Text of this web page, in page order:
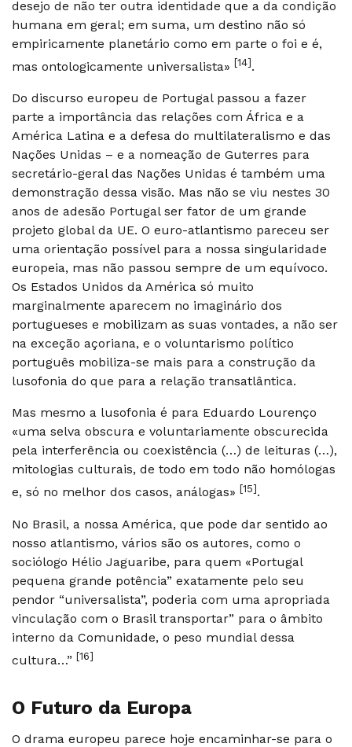
desejo de não ter outra identidade que a da condição
humana em geral; em suma, um destino não só
empiricamente planetário como em parte o foi e é,
mas ontologicamente universalista» [14] .
Do discurso europeu de Portugal passou a fazer
parte a importância das relações com África e a
América Latina e a defesa do multilateralismo e das
Nações Unidas – e a nomeação de Guterres para
secretário-geral das Nações Unidas é também uma
demonstração dessa visão. Mas não se viu nestes 30
anos de adesão Portugal ser fator de um grande
projeto global da UE. O euro-atlantismo pareceu ser
uma orientação possível para a nossa singularidade
europeia, mas não passou sempre de um equívoco.
Os Estados Unidos da América só muito
marginalmente aparecem no imaginário dos
portugueses e mobilizam as suas vontades, a não ser
na exceção açoriana, e o voluntarismo político
português mobiliza-se mais para a construção da
lusofonia do que para a relação transatlântica.
Mas mesmo a lusofonia é para Eduardo Lourenço
«uma selva obscura e voluntariamente obscurecida
pela interferência ou coexistência (…) de leituras (…),
mitologias culturais, de todo em todo não homólogas
e, só no melhor dos casos, análogas» [15].
No Brasil, a nossa América, que pode dar sentido ao
nosso atlantismo, vários são os autores, como o
sociólogo Hélio Jaguaribe, para quem «Portugal
pequena grande potência” exatamente pelo seu
pendor “universalista”, poderia com uma apropriada
vinculação com o Brasil transportar” para o âmbito
interno da Comunidade, o peso mundial dessa
cultura…” [16]
O Futuro da Europa
O drama europeu parece hoje encaminhar-se para o